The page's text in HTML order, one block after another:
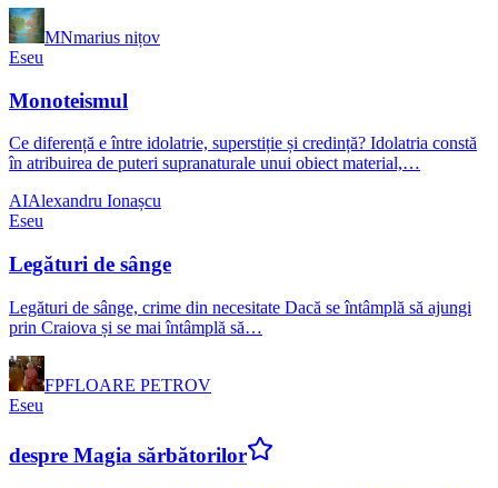
MNmarius nițov
Eseu
Monoteismul
Ce diferență e între idolatrie, superstiție și credință? Idolatria constă
în atribuirea de puteri supranaturale unui obiect material,…
AIAlexandru Ionașcu
Eseu
Legături de sânge
Legături de sânge, crime din necesitate Dacă se întâmplă să ajungi
prin Craiova și se mai întâmplă să…
FPFLOARE PETROV
Eseu
despre Magia sărbătorilor